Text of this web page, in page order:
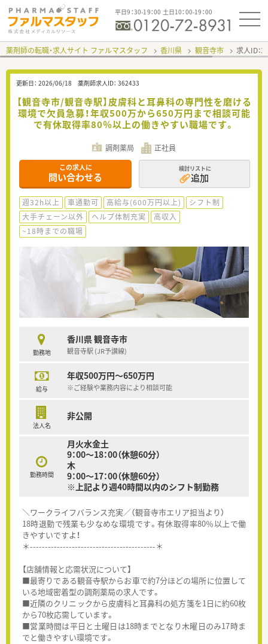
平日9：30-19：00 土日10：00-19：00
薬剤師の転職・求人サイト ファルマスタッフ 香川県 観音寺市 求人ID：
更新日： 2026/06/18 薬剤師求人ID： 362433
【観音寺市/観音寺駅】皮膚科と耳鼻科の専門性を磨ける
環境で欠員急募！年収500万から650万円まで相談可能
で有休取得率80％以上の働きやすい職場です。
調剤薬局 正社員
この求人に
問い合わせる
検討リストに
追加
週32h以上 車通勤可 高給与(600万円以上)
シフト制
大手チェーン以外
ヘルプ体制充実
高収入
~18時までの職場
勤務地
香川県 観音寺市
観音寺駅 (JR予讃線)
給与
年収500万円～650万円
※ご経験や業務内容により相談可能
法人名
非公開
勤務時間
月火水金土
9：00～18：00（休憩60分）
木
9：00～17：00（休憩60分）
※上記より週40時間以内のシフト制勤務
＼ワークライフバランス充実／（観音寺市エリア担当より）
18時退勤で残業も少なめな環境です。有休取得率80％以上で働
きやすいですよ！
＊------------------------------------------＊
【店舗情報と応需状況について】
■最寄りである観音寺駅からお車で約7分ほどの場所に位置して
いる地域密着型の調剤薬局の求人です。
■近隣のクリニックから皮膚科と耳鼻科の処方箋を1日に約60枚
から70枚応需しています。
■営業時間は平日と土曜日は18時までとなり木曜日のみ17時ま
でと働きやすい環境です。